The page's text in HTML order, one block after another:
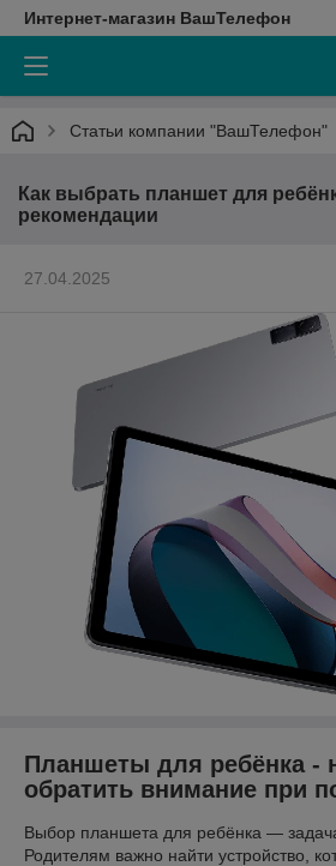
Интернет-магазин ВашТелефон
Статьи компании "ВашТелефон"
Как выбрать планшет для
рекомендации
27.04.2025
Планшеты для ребёнка -
обратить внимание при
Выбор планшета для ребёнка —
Родителям важно найти устройство,